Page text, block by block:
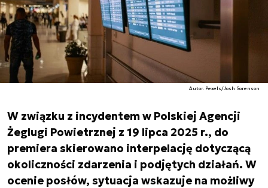
Autor. Pexels/Josh Sorenson
W związku z incydentem w Polskiej Agencji
Żeglugi Powietrznej z 19 lipca 2025 r., do
premiera skierowano interpelację dotyczącą
okoliczności zdarzenia i podjętych działań. W
ocenie posłów, sytuacja wskazuje na możliwy